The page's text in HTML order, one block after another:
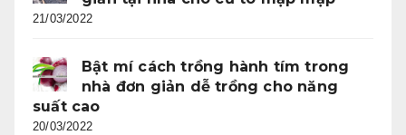
21/03/2022
Bật mí cách trồng hành tím trong
nhà đơn giản dễ trồng cho năng
suất cao
20/03/2022